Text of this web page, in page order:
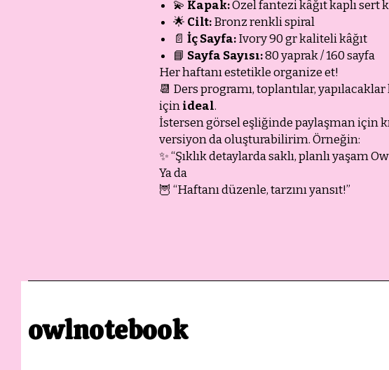
💫 Kapak:Özel fantezi kâğıt kaplı sert
🌟 Cilt:Bronz renkli spiral
📄 İç Sayfa:Ivory 90 gr kaliteli kâğıt
📘 Sayfa Sayısı:80 yaprak / 160 sayfa
Her haftanı estetikle organize et!
📆 Ders programı, toplantılar,
içinideal.
İstersen görsel eşliğinde paylaşman için
versiyon da oluşturabilirim. Örneğin:
✨ “Şıklık detaylarda saklı, planlı yaşam
Ya da
🦉 “Haftanı düzenle, tarzını yansıt!”
owlnotebook